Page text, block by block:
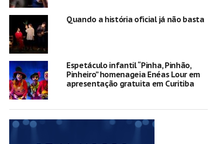
Quando a história oficial já não basta
Espetáculo infantil “Pinha, Pinhão,
Pinheiro” homenageia Enéas Lour em
apresentação gratuita em Curitiba